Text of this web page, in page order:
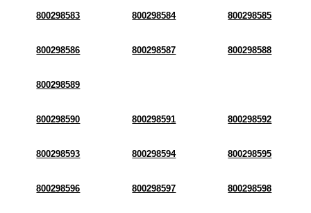
800298583 800298584 800298585
800298586 800298587 800298588
800298589
800298590 800298591 800298592
800298593 800298594 800298595
800298596 800298597 800298598